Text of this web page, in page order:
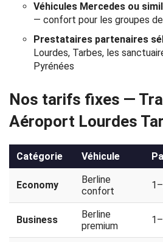
CGV
Politique
de
confidentialité
Véhicules Mercedes ou
— confort pour les groupes
Prestataires partenaires
Lourdes, Tarbes, les
Pyrénées
Nos tarifs fixes —
Aéroport Lourdes
Catégorie Véhicule
Economy
Berline
confort
Business
Berline
premium